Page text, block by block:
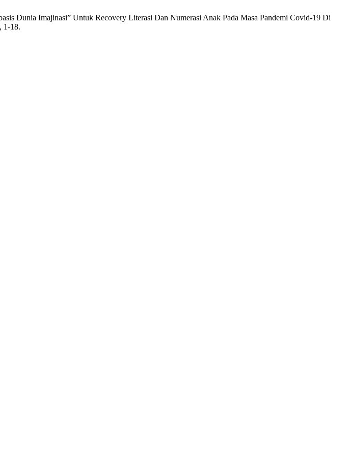
Dunia Imajinasi” Untuk Recovery Literasi Dan Numerasi Anak Pada Masa Pandemi Covid-19 Di
, 1-18.